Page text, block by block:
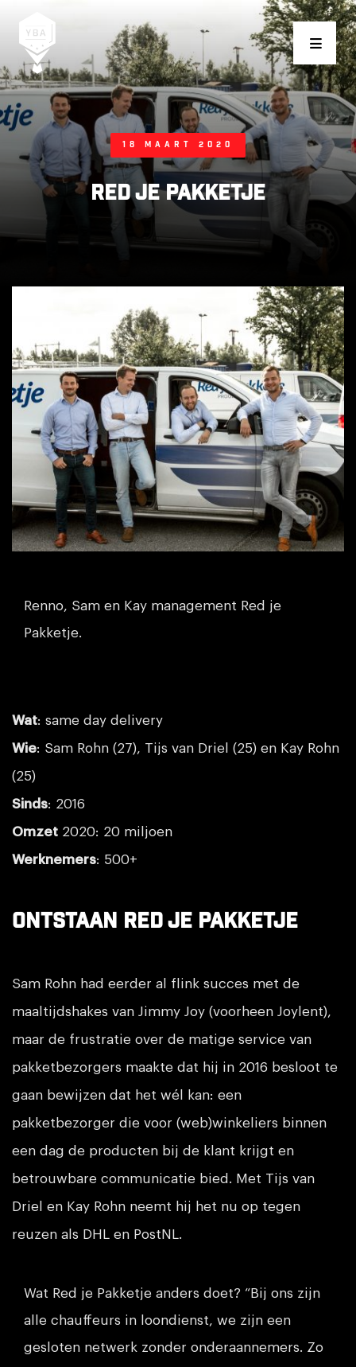
18 maart 2020
Red je Pakketje
Renno, Sam en Kay management Red je
Pakketje.
Wat: same day delivery
Wie: Sam Rohn (27), Tijs van Driel (25) en Kay Rohn
(25)
Sinds: 2016
Omzet 2020: 20 miljoen
Werknemers: 500+
Ontstaan Red je Pakketje
Sam Rohn had eerder al flink succes met de
maaltijdshakes van Jimmy Joy (voorheen Joylent),
maar de frustratie over de matige service van
pakketbezorgers maakte dat hij in 2016 besloot te
gaan bewijzen dat het wél kan: een
pakketbezorger die voor (web)winkeliers binnen
een dag de producten bij de klant krijgt en
betrouwbare communicatie bied. Met Tijs van
Driel en Kay Rohn neemt hij het nu op tegen
reuzen als DHL en PostNL.
Wat Red je Pakketje anders doet? “Bij ons zijn
alle chauffeurs in loondienst, we zijn een
gesloten netwerk zonder onderaannemers. Zo